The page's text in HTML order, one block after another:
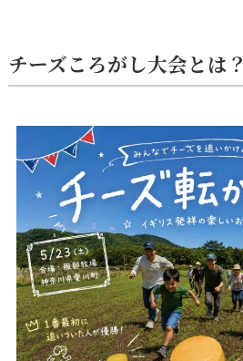
チーズころがし大会とは？